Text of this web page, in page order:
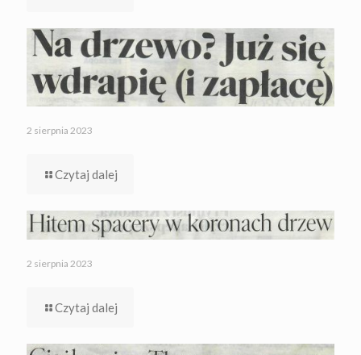
2 sierpnia 2023
Czytaj dalej
2 sierpnia 2023
Czytaj dalej